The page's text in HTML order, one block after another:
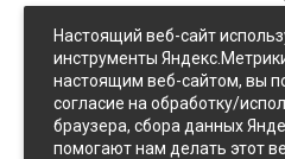
Джинс
Однотонный
Принтованный
Настоящий веб-сайт
инструменты
настоящим веб-сайтом, вы
согласие на обработку/
браузера, сбора данных
помогают нам делать этот